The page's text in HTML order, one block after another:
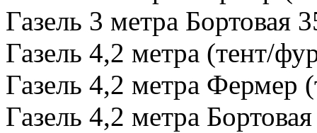
Газель 3 метра Бортовая
Газель 4,2 метра (тент/
Газель 4,2 метра Фермер
Газель 4,2 метра